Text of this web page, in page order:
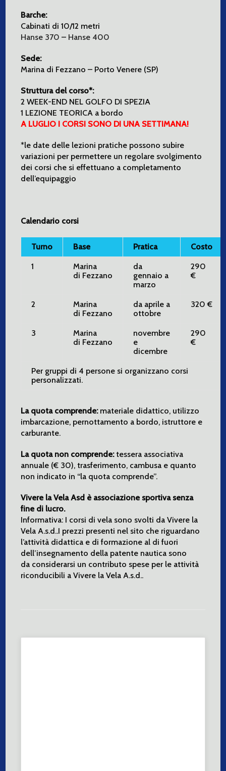
Barche:
Cabinati di 10/12 metri
Hanse 370 – Hanse 400
Sede:
Marina di Fezzano – Porto Venere (SP)
Struttura del corso*:
2 WEEK-END NEL GOLFO DI SPEZIA
1 LEZIONE TEORICA a bordo
A LUGLIO I CORSI SONO DI UNA SETTIMANA!
*le date delle lezioni pratiche possono subire
variazioni per permettere un regolare svolgimento
dei corsi che si effettuano a completamento
dell’equipaggio
Calendario corsi
Turno Base Pratica Costo
1
Marina
di Fezzano
da
gennaio a
marzo
290
€
2
Marina
di Fezzano
da aprile a
ottobre
320 €
3
Marina
di Fezzano
novembre
e
dicembre
290
€
Per gruppi di 4 persone si organizzano corsi
personalizzati.
La quota comprende:materiale didattico, utilizzo
imbarcazione, pernottamento a bordo, istruttore e
carburante.
La quota non comprende:tessera associativa
annuale (€ 30), trasferimento, cambusa e quanto
non indicato in “la quota comprende”.
Vivere la Vela Asd è associazione sportiva senza
fine di lucro.
Informativa: I corsi di vela sono svolti da Vivere la
Vela A.s.d..I prezzi presenti nel sito che riguardano
l’attività didattica e di formazione al di fuori
dell’insegnamento della patente nautica sono
da considerarsi un contributo spese per le attività
riconducibili a Vivere la Vela A.s.d..